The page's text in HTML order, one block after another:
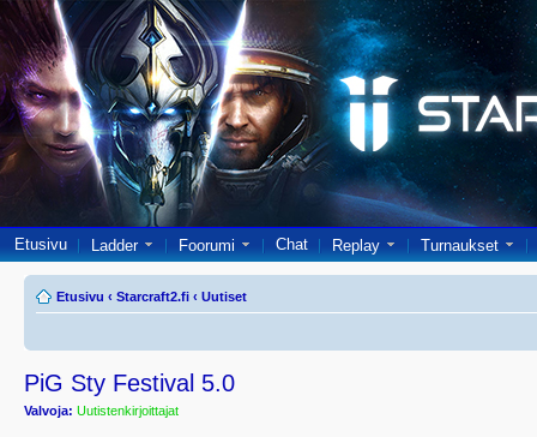
Etusivu Ladder Foorumi Chat Replay Turnaukset
Etusivu ‹ Starcraft2.fi ‹ Uutiset
PiG Sty Festival 5.0
Valvoja: Uutistenkirjoittajat